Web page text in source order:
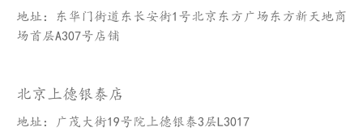
地址：东华门街道东长安街1号北京东方广场东方新天地商
场首层A307号店铺
北京上德银泰店
地址：广茂大街19号院上德银泰3层L3017